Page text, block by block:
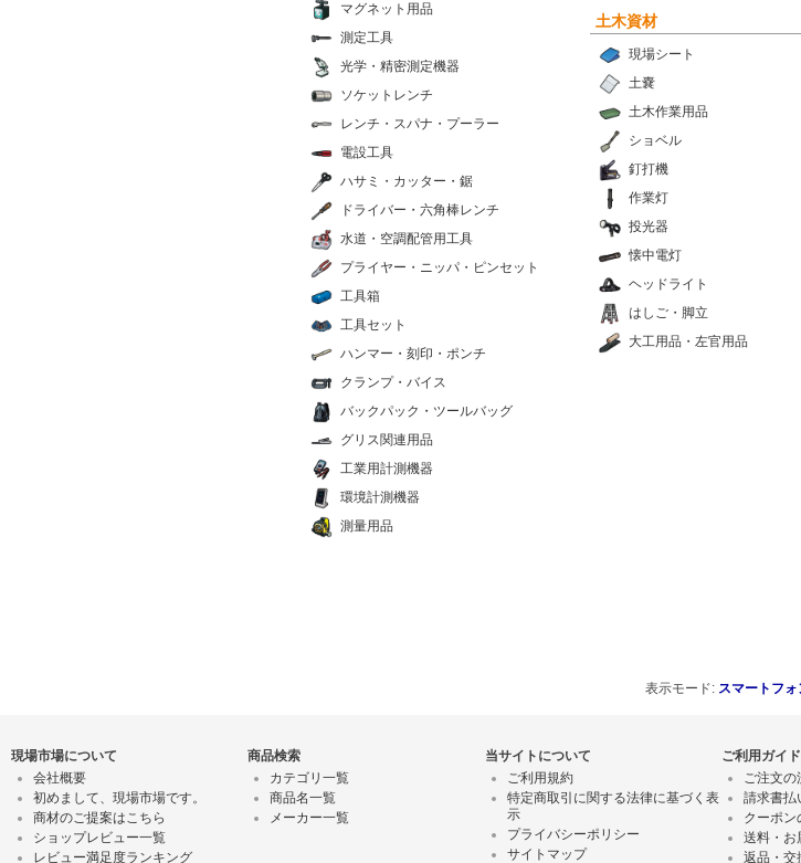
マグネット用品
測定工具
光学・精密測定機器
ソケットレンチ
レンチ・スパナ・プーラー
電設工具
ハサミ・カッター・鋸
ドライバー・六角棒レンチ
水道・空調配管用工具
プライヤー・ニッパ・ピンセット
工具箱
工具セット
ハンマー・刻印・ポンチ
クランプ・バイス
バックパック・ツールバッグ
グリス関連用品
工業用計測機器
環境計測機器
測量用品
土木資材
現場シート
土嚢
土木作業用品
ショベル
釘打機
作業灯
投光器
懐中電灯
ヘッドライト
はしご・脚立
大工用品・左官用品
表示モード: スマートフォ
現場市場について
会社概要
初めまして、現場市場です。
商材のご提案はこちら
ショップレビュー一覧
レビュー満足度ランキング
商品検索
カテゴリ一覧
商品名一覧
メーカー一覧
当サイトについて
ご利用規約
特定商取引に関する法律に基づく表
示
プライバシーポリシー
サイトマップ
ご利用ガイド
ご注文の
請求書払
クーポン
送料・お
返品・交